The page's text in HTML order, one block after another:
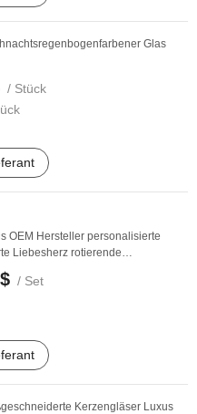
Glas
/ Stück
OEM Hersteller personalisierte
Liebesherz rotierende
/ Set
Kerzengläser Luxus